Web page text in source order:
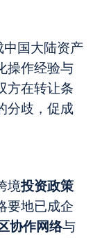
国大陆资产
操作经验与
方在转让条
分歧，促成
境投资政策
要地已成企
协作网络与